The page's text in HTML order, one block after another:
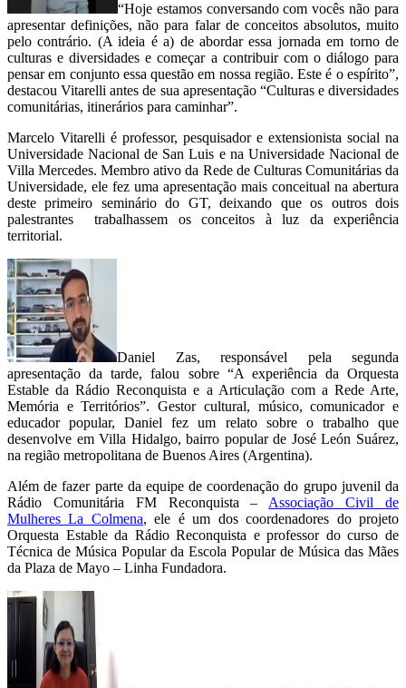
“Hoje estamos conversando com vocês não para
apresentar definições, não para falar de conceitos absolutos, muito
pelo contrário. (A ideia é a) de abordar essa jornada em torno de
culturas e diversidades e começar a contribuir com o diálogo para
pensar em conjunto essa questão em nossa região. Este é o espírito”,
destacou Vitarelli antes de sua apresentação “Culturas e diversidades
comunitárias, itinerários para caminhar”.
Marcelo Vitarelli é professor, pesquisador e extensionista social na
Universidade Nacional de San Luis e na Universidade Nacional de
Villa Mercedes. Membro ativo da Rede de Culturas Comunitárias da
Universidade, ele fez uma apresentação mais conceitual na abertura
deste primeiro seminário do GT, deixando que os outros dois
palestrantes trabalhassem os conceitos à luz da experiência
territorial.
Daniel Zas, responsável pela segunda
apresentação da tarde, falou sobre “A experiência da Orquesta
Estable da Rádio Reconquista e a Articulação com a Rede Arte,
Memória e Territórios”. Gestor cultural, músico, comunicador e
educador popular, Daniel fez um relato sobre o trabalho que
desenvolve em Villa Hidalgo, bairro popular de José León Suárez,
na região metropolitana de Buenos Aires (Argentina).
Além de fazer parte da equipe de coordenação do grupo juvenil da
Rádio Comunitária FM Reconquista – Associação Civil de
Mulheres La Colmena, ele é um dos coordenadores do projeto
Orquesta Estable da Rádio Reconquista e professor do curso de
Técnica de Música Popular da Escola Popular de Música das Mães
da Plaza de Mayo – Linha Fundadora.